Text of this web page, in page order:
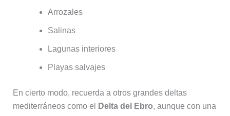
Arrozales
Salinas
Lagunas interiores
Playas salvajes
En cierto modo, recuerda a otros grandes deltas
mediterráneos como el
Delta del Ebro, aunque con una